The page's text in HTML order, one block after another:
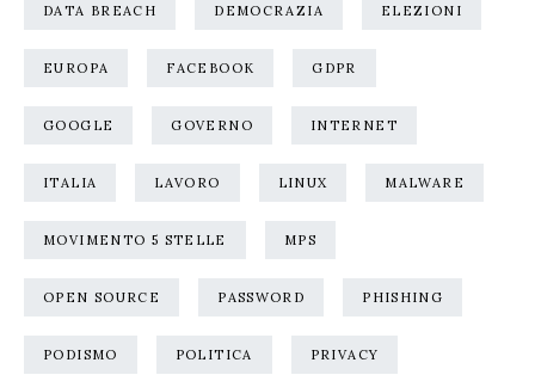
DATA BREACH DEMOCRAZIA ELEZIONI
EUROPA FACEBOOK GDPR
GOOGLE GOVERNO INTERNET
ITALIA LAVORO LINUX MALWARE
MOVIMENTO 5 STELLE MPS
OPEN SOURCE PASSWORD PHISHING
PODISMO POLITICA PRIVACY